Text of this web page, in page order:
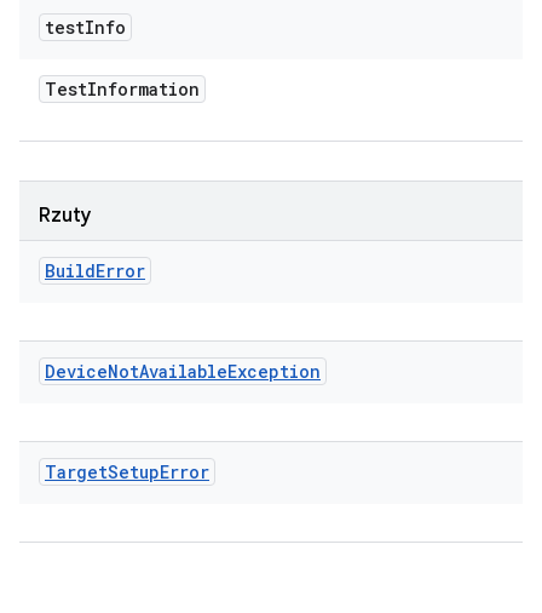
testInfo
TestInformation
Rzuty
BuildError
DeviceNotAvailableException
TargetSetupError